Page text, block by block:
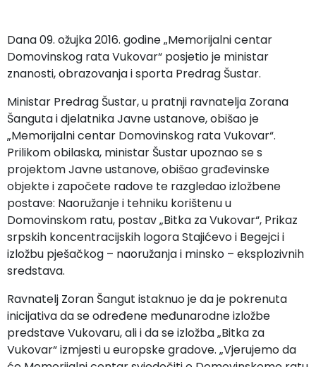
Dana 09. ožujka 2016. godine „Memorijalni centar
Domovinskog rata Vukovar“ posjetio je ministar
znanosti, obrazovanja i sporta Predrag Šustar.
Ministar Predrag Šustar, u pratnji ravnatelja Zorana
Šanguta i djelatnika Javne ustanove, obišao je
„Memorijalni centar Domovinskog rata Vukovar“.
Prilikom obilaska, ministar Šustar upoznao se s
projektom Javne ustanove, obišao građevinske
objekte i započete radove te razgledao izložbene
postave: Naoružanje i tehniku korištenu u
Domovinskom ratu, postav „Bitka za Vukovar“, Prikaz
srpskih koncentracijskih logora Stajićevo i Begejci i
izložbu pješačkog – naoružanja i minsko – eksplozivnih
sredstava.
Ravnatelj Zoran Šangut istaknuo je da je pokrenuta
inicijativa da se određene međunarodne izložbe
predstave Vukovaru, ali i da se izložba „Bitka za
Vukovar“ izmjesti u europske gradove. „Vjerujemo da